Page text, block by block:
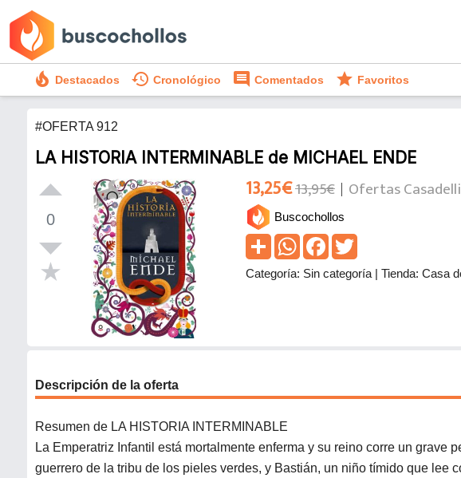
local_fire_department Destacados history Cronológico comment Comentados star Favoritos
#OFERTA 912
LA HISTORIA INTERMINABLE de MICHAEL ENDE
0
13,25€13,95€ Ofertas
Buscochollos
Categoría: Sin categoría | Tienda: Casa
Descripción de la oferta
Resumen de LA HISTORIA INTERMINABLE
La Emperatriz Infantil está mortalmente enferma y su reino corre un grave
guerrero de la tribu de los pieles verdes, y Bastián, un niño tímido que lee